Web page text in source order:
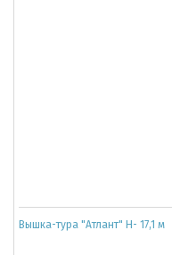
Вышка-тура "Атлант" Н- 17,1 м